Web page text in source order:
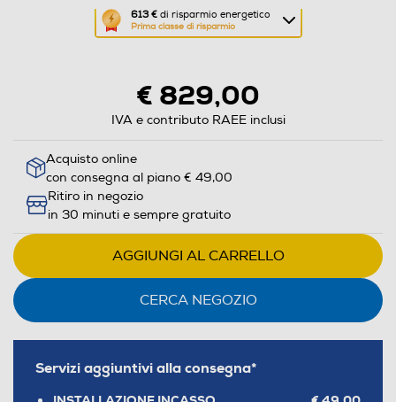
613 €di risparmio energetico
Prima classe di risparmio
Questa
azione
Calcolatore
energetico
di
Youreko.
€ 829,00
IVA e contributo RAEE inclusi
Acquisto online
con consegna al piano € 49,00
Ritiro in negozio
in 30 minuti e sempre gratuito
AGGIUNGI AL CARRELLO
CERCA NEGOZIO
Servizi aggiuntivi alla consegna*